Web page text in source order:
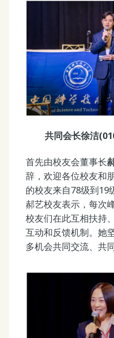
共同会长徐洁
首先由校友会董事长
辞，欢迎各位校友和
的校友来自78级到19
郝艺校友表示，每次
校友们在此互相扶持
互动和反馈机制。她
多机会共同交流、共